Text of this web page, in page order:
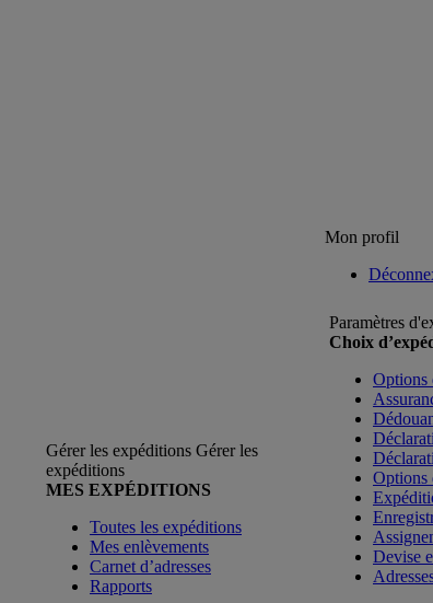
Mon profil
Gérer les expéditions Gérer les
expéditions
MES EXPÉDITIONS
Toutes les expéditions
Mes enlèvements
Carnet d’adresses
Rapports
Paramètres
Choix
Options
Options
Devise